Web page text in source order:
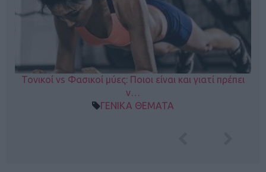
Τονικοί vs Φασικοί μύες: Ποιοι είναι και γιατί πρέπει
ν…
ΓΕΝΙΚΑ ΘΕΜΑΤΑ